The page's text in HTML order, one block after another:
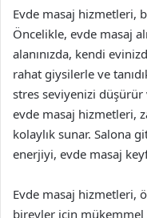
Evde masaj hizmetleri,
Öncelikle, evde masaj
alanınızda, kendi
rahat giysilerle ve
stres seviyenizi düşürür
evde masaj hizmetleri,
kolaylık sunar. Salona
enerjiyi, evde masaj
Evde masaj hizmetleri,
bireyler için mükemmel